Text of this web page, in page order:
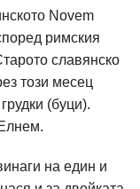
Novem
римския
славянско
този месец
(буци).
на един и